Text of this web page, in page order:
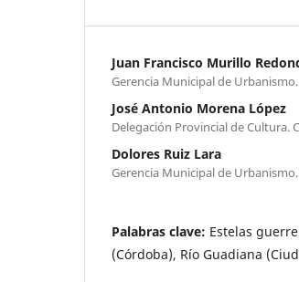
Juan Francisco Murillo
Gerencia Municipal de
José Antonio Morena López
Delegación Provincial de Cultura.
Dolores Ruiz Lara
Gerencia Municipal de
Palabras clave: Estelas
(Córdoba), Río Guadiana